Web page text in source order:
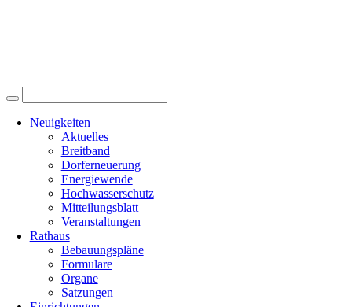
Neuigkeiten
Aktuelles
Breitband
Dorferneuerung
Energiewende
Hochwasserschutz
Mitteilungsblatt
Veranstaltungen
Rathaus
Bebauungspläne
Formulare
Organe
Satzungen